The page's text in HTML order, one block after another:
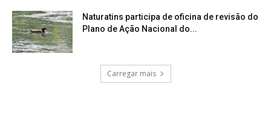
Naturatins participa de oficina de revisão do
Plano de Ação Nacional do...
Carregar mais